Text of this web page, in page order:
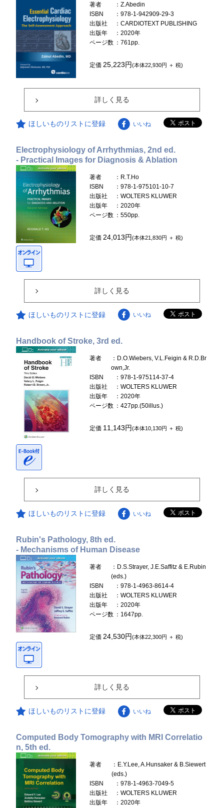
著者
：Z.Abedin
ISBN
：978-1-942909-29-3
出版社
：CARDIOTEXT PUBLISHING
出版年
：2020年
ページ数 ：761pp.
定価 25,223円(本体22,930円 ＋ 税)
詳しく見る
ほしいものリストに登録 いいね
Electrophysiology of Arrhythmias, 2nd ed.
- Practical Images for Diagnosis & Ablation
著者
：R.T.Ho
ISBN
：978-1-975101-10-7
出版社
：WOLTERS KLUWER
出版年
：2020年
ページ数 ：550pp.
定価24,013円(本体21,830円 ＋ 税)
詳しく見る
ほしいものリストに登録 いいね
Handbook of Stroke, 3rd ed.
著者
：D.O.Wiebers, V.L.Feigin & R.D.Br
own,Jr.
ISBN
：978-1-975114-37-4
出版社
：WOLTERS KLUWER
出版年
：2020年
ページ数 ：427pp.(50illus.)
定価 11,143円(本体10,130円 ＋ 税)
詳しく見る
ほしいものリストに登録 いいね
Rubin's Pathology, 8th ed.
- Mechanisms of Human Disease
著者
：D.S.Strayer, J.E.Saffitz & E.Rubin
(eds.)
ISBN
：978-1-4963-8614-4
出版社
：WOLTERS KLUWER
出版年
：2020年
ページ数 ：1647pp.
定価24,530円(本体22,300円 ＋ 税)
詳しく見る
ほしいものリストに登録 いいね
Computed Body Tomography with MRI Correlatio
n, 5th ed.
著者
：E.Y.Lee, A.Hunsaker & B.Siewert
(eds.)
ISBN
：978-1-4963-7049-5
出版社
：WOLTERS KLUWER
出版年
：2020年